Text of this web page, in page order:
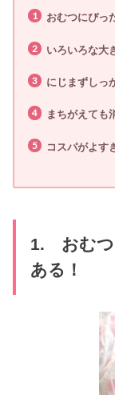
おむつにぴっ
いろいろな大
にじまずしっ
まちがえても
コスパがよす
1. おむつ
ある！